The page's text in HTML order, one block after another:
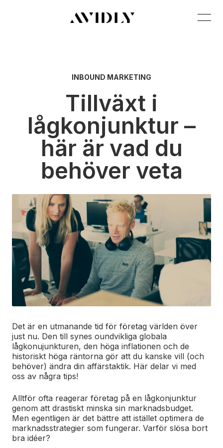
INBOUND MARKETING
Tillväxt i
lågkonjunktur –
här är vad du
behöver veta
Det är en utmanande tid för företag världen över
just nu. Den till synes oundvikliga globala
lågkonujunkturen, den höga inflationen och de
historiskt höga räntorna gör att du kanske vill (och
behöver) ändra din affärstaktik. Här delar vi med
oss av några tips!
Alltför ofta reagerar företag på en lågkonjunktur
genom att drastiskt minska sin marknadsbudget.
Men egentligen är det bättre att istället optimera de
marknadsstrategier som fungerar. Varför slösa bort
bra idéer?